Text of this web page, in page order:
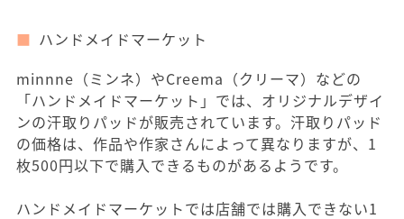
ハンドメイドマーケット
minnne（ミンネ）やCreema（クリーマ）などの
「ハンドメイドマーケット」では、オリジナルデザイ
ンの汗取りパッドが販売されています。汗取りパッド
の価格は、作品や作家さんによって異なりますが、1
枚500円以下で購入できるものがあるようです。
ハンドメイドマーケットでは店舗では購入できない1